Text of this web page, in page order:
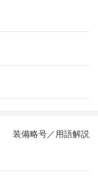
装備略号／用語解説